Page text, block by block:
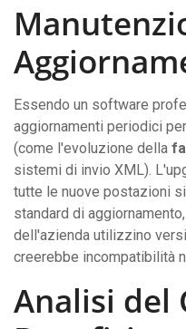
Essendo un software
aggiornamenti periodici
(come l'evoluzione della
sistemi di invio XML).
tutte le nuove postazioni
standard di
dell'azienda utilizzino
creerebbe incompatibilità
Analisi del